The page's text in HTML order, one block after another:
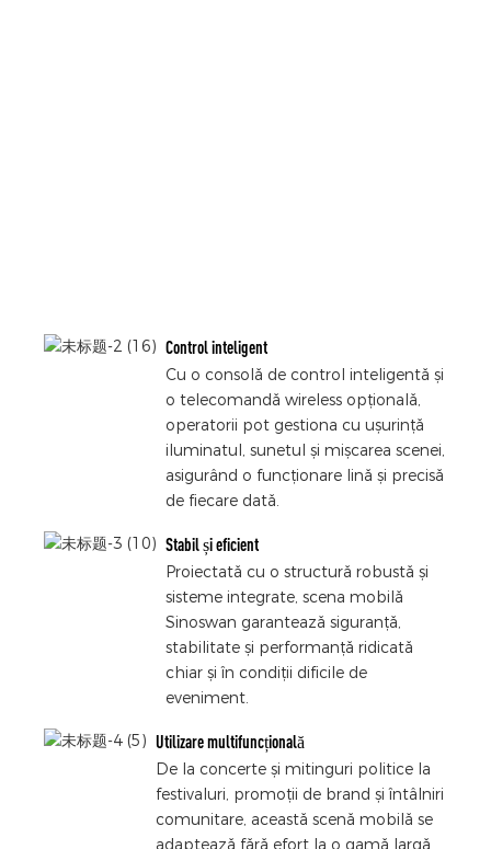
Control inteligent
Cu o consolă de control inteligentă și
o telecomandă wireless opțională,
operatorii pot gestiona cu ușurință
iluminatul, sunetul și mișcarea scenei,
asigurând o funcționare lină și precisă
de fiecare dată.
Stabil și eficient
Proiectată cu o structură robustă și
sisteme integrate, scena mobilă
Sinoswan garantează siguranță,
stabilitate și performanță ridicată
chiar și în condiții dificile de
eveniment.
Utilizare multifuncțională
De la concerte și mitinguri politice la
festivaluri, promoții de brand și întâlniri
comunitare, această scenă mobilă se
adaptează fără efort la o gamă largă